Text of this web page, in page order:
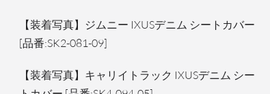
【装着写真】ジムニー IXUSデニム シートカバー
[品番:SK2-081-09]
【装着写真】キャリイトラック IXUSデニム シー